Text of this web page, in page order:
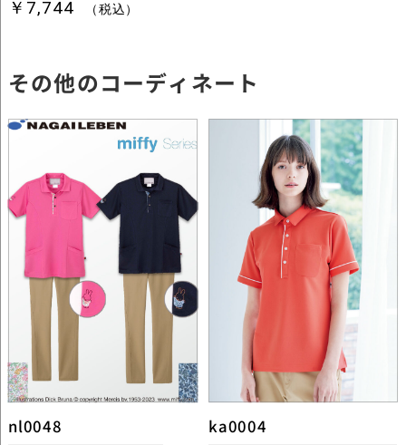
その他のコーディネート
nl0048 ka0004